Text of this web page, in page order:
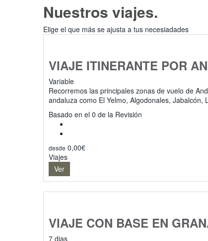
Nuestros viajes.
Elige el que más se ajusta a tus necesiadades
VIAJE ITINERANTE POR
Variable
Recorremos las principales zonas de vuelo de
andaluza como El Yelmo, Algodonales,
0
Basado en el 0 de la Revisión
desde 0,00€
Viajes
Ver
VIAJE CON BASE EN
7 dias